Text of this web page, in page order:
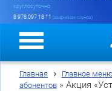
круглосуточно
8 978 097 18 11 (аварийная служба)
Главная Главное меню
абонентов» Акция